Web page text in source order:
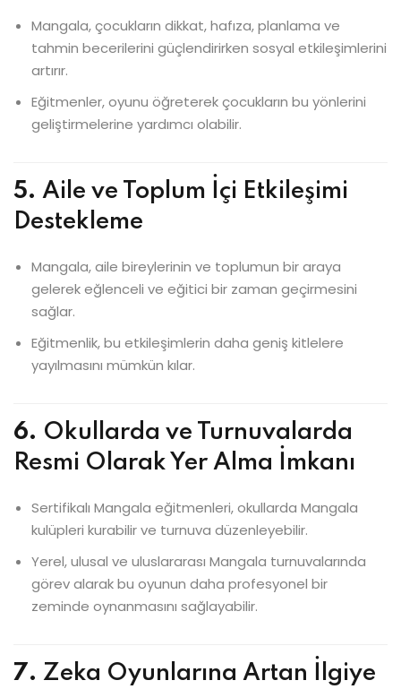
Mangala, çocukların dikkat, hafıza, planlama ve
tahmin becerilerini güçlendirirken sosyal etkileşimlerini
artırır.
Eğitmenler, oyunu öğreterek çocukların bu yönlerini
geliştirmelerine yardımcı olabilir.
5. Aile ve Toplum İçi Etkileşimi
Destekleme
Mangala, aile bireylerinin ve toplumun bir araya
gelerek eğlenceli ve eğitici bir zaman geçirmesini
sağlar.
Eğitmenlik, bu etkileşimlerin daha geniş kitlelere
yayılmasını mümkün kılar.
6. Okullarda ve Turnuvalarda
Resmi Olarak Yer Alma İmkanı
Sertifikalı Mangala eğitmenleri, okullarda Mangala
kulüpleri kurabilir ve turnuva düzenleyebilir.
Yerel, ulusal ve uluslararası Mangala turnuvalarında
görev alarak bu oyunun daha profesyonel bir
zeminde oynanmasını sağlayabilir.
7. Zeka Oyunlarına Artan İlgiye